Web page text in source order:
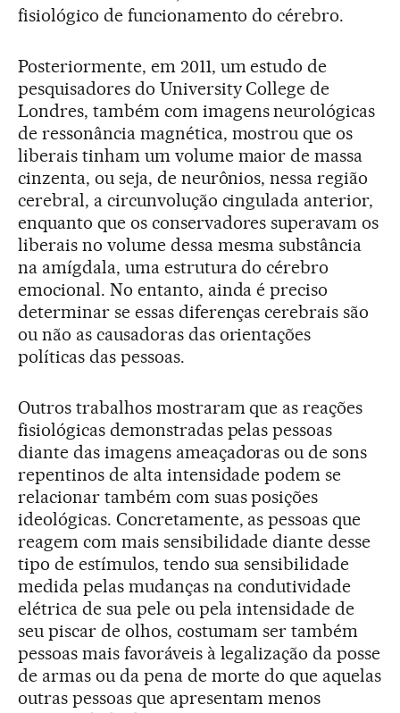
fisiológico de funcionamento do cérebro.
Posteriormente, em 2011, um estudo de
pesquisadores do University College de
Londres, também com imagens neurológicas
de ressonância magnética, mostrou que os
liberais tinham um volume maior de massa
cinzenta, ou seja, de neurônios, nessa região
cerebral, a circunvolução cingulada anterior,
enquanto que os conservadores superavam os
liberais no volume dessa mesma substância
na amígdala, uma estrutura do cérebro
emocional. No entanto, ainda é preciso
determinar se essas diferenças cerebrais são
ou não as causadoras das orientações
políticas das pessoas.
Outros trabalhos mostraram que as reações
fisiológicas demonstradas pelas pessoas
diante das imagens ameaçadoras ou de sons
repentinos de alta intensidade podem se
relacionar também com suas posições
ideológicas. Concretamente, as pessoas que
reagem com mais sensibilidade diante desse
tipo de estímulos, tendo sua sensibilidade
medida pelas mudanças na condutividade
elétrica de sua pele ou pela intensidade de
seu piscar de olhos, costumam ser também
pessoas mais favoráveis à legalização da posse
de armas ou da pena de morte do que aquelas
outras pessoas que apresentam menos